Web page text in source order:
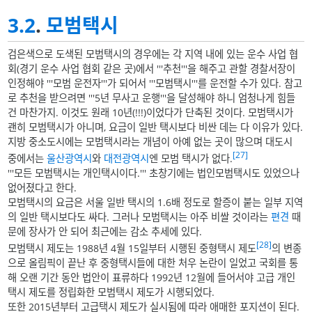
3.2. 모범택시
검은색으로 도색된 모범택시의 경우에는 각 지역 내에 있는 운수 사업 협
회(경기 운수 사업 협회 같은 곳)에서 '''추천'''을 해주고 관할 경찰서장이
인정해야 '''모범 운전자'''가 되어서 '''모범택시'''를 운전할 수가 있다. 참고
로 추천을 받으려면 '''5년 무사고 운행'''을 달성해야 하니 엄청나게 힘들
건 마찬가지. 이것도 원래 10년(!!!)이었다가 단축된 것이다. 모범택시가
괜히 모범택시가 아니며, 요금이 일반 택시보다 비싼 데는 다 이유가 있다.
지방 중소도시에는 모범택시라는 개념이 아예 없는 곳이 많으며 대도시
중에서는울산광역시와 대전광역시엔 모범 택시가 없다.[27]
'''모든 모범택시는 개인택시이다.''' 초창기에는 법인모범택시도 있었으나
없어졌다고 한다.
모범택시의 요금은 서울 일반 택시의 1.6배 정도로 할증이 붙는 일부 지역
의 일반 택시보다도 싸다. 그러나 모범택시는 아주 비쌀 것이라는편견 때
문에 장사가 안 되어 최근에는 감소 추세에 있다.
모범택시 제도는 1988년 4월 15일부터 시행된 중형택시 제도[28]의 변종
으로 올림픽이 끝난 후 중형택시들에 대한 처우 논란이 일었고 국회를 통
해 오랜 기간 동안 법안이 표류하다 1992년 12월에 들어서야 고급 개인
택시 제도를 정립화한 모범택시 제도가 시행되었다.
또한 2015년부터 고급택시 제도가 실시됨에 따라 애매한 포지션이 된다.